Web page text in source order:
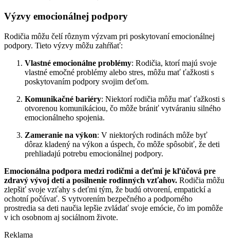
Výzvy emocionálnej podpory
Rodičia môžu čelí rôznym výzvam pri poskytovaní emocionálnej
podpory. Tieto výzvy môžu zahŕňať:
Vlastné emocionálne problémy: Rodičia, ktorí majú svoje
vlastné emočné problémy alebo stres, môžu mať ťažkosti s
poskytovaním podpory svojim deťom.
Komunikačné bariéry: Niektorí rodičia môžu mať ťažkosti s
otvorenou komunikáciou, čo môže brániť vytváraniu silného
emocionálneho spojenia.
Zameranie na výkon: V niektorých rodinách môže byť
dôraz kladený na výkon a úspech, čo môže spôsobiť, že deti
prehliadajú potrebu emocionálnej podpory.
Emocionálna podpora medzi rodičmi a deťmi je kľúčová pre
zdravý vývoj detí a posilnenie rodinných vzťahov. Rodičia môžu
zlepšiť svoje vzťahy s deťmi tým, že budú otvorení, empatickí a
ochotní počúvať. S vytvorením bezpečného a podporného
prostredia sa deti naučia lepšie zvládať svoje emócie, čo im pomôže
v ich osobnom aj sociálnom živote.
Reklama